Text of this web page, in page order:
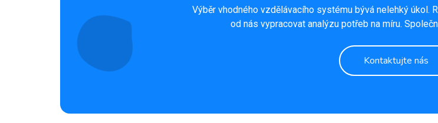
Výběr vhodného vzdělávacího systému bývá nelehký úkol.
od nás vypracovat analýzu potřeb na míru.
Kontaktujte nás